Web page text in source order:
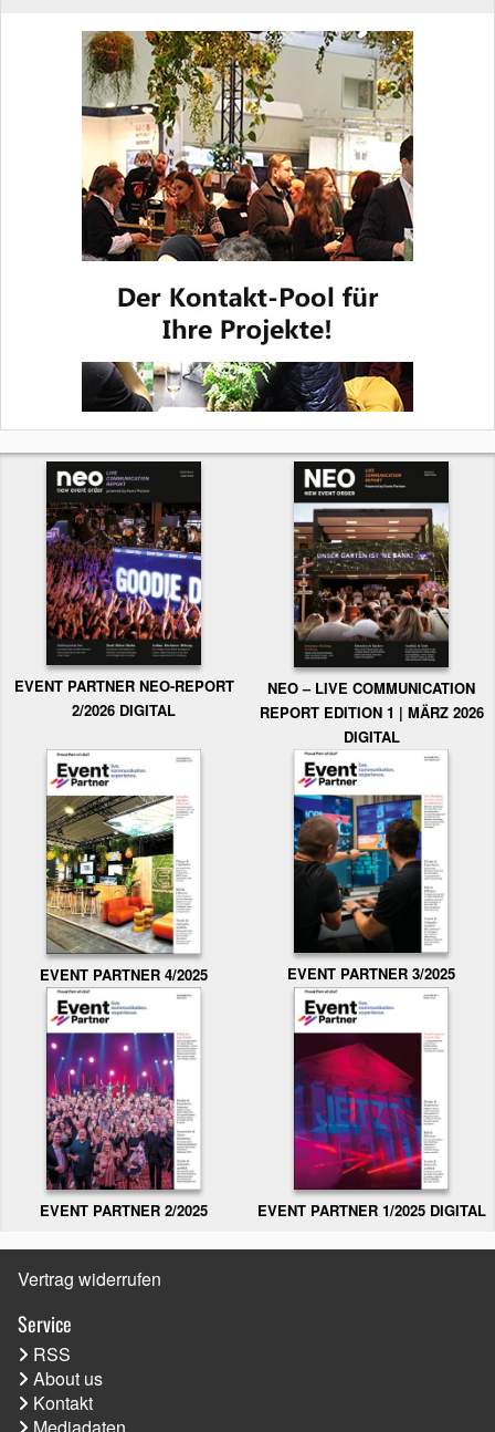
EVENT PARTNER NEO-REPORT
2/2026 DIGITAL
NEO – LIVE COMMUNICATION
REPORT EDITION 1 | MÄRZ 2026
DIGITAL
EVENT PARTNER 4/2025 EVENT PARTNER 3/2025
EVENT PARTNER 2/2025 EVENT PARTNER 1/2025 DIGITAL
Vertrag widerrufen
Service
RSS
About us
Kontakt